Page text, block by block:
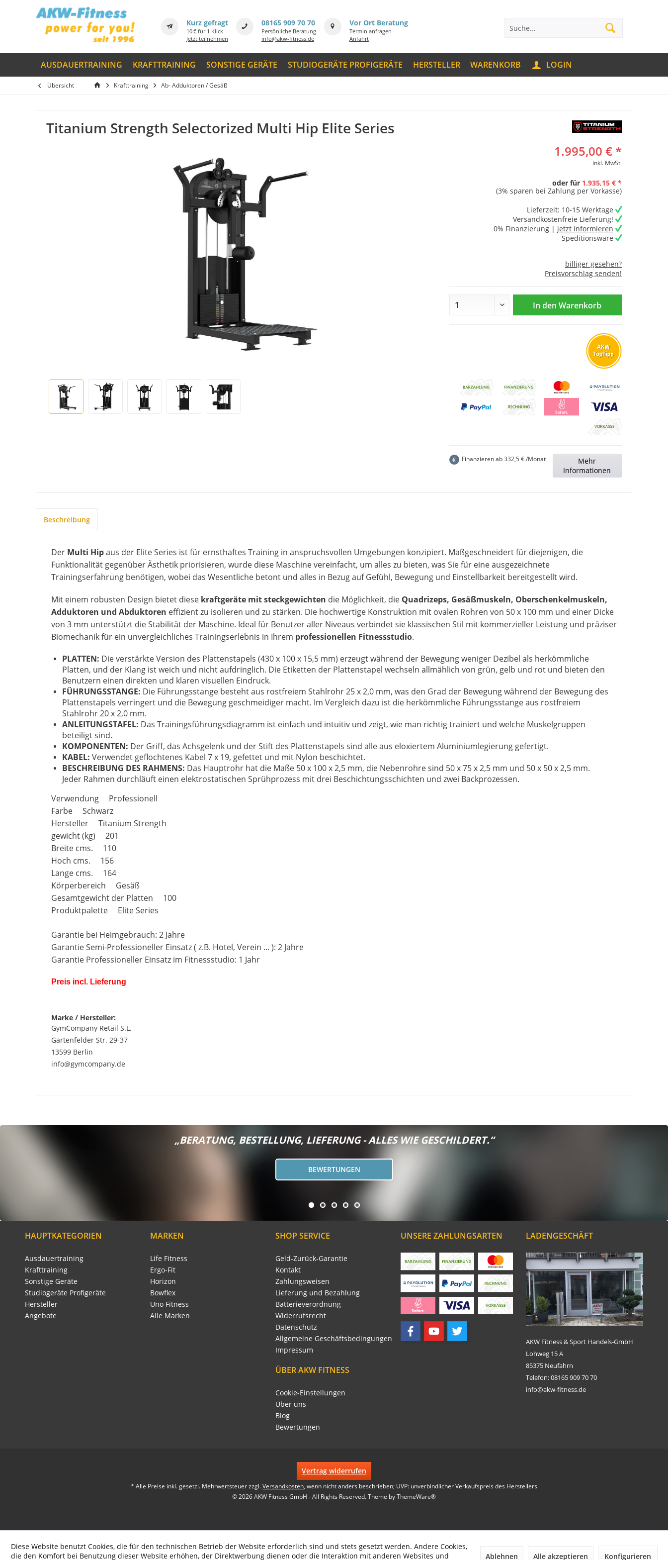
Kurz gefragt
10 € für 1 Klick
Jetzt teilnehmen
08165 909 70 70
Persönliche Beratung
info@akw-fitness.de
Vor Ort Beratung
Termin anfragen
Anfahrt
AUSDAUERTRAINING KRAFTTRAINING SONSTIGE GERÄTE STUDIOGERÄTE PROFIGERÄTE HERSTELLER WARENKORB LOGIN
Übersicht Krafttraining Ab- Adduktoren / Gesäß
Titanium Strength Selectorized Multi Hip Elite Series
1.995,00 € *
inkl. MwSt.
oder für 1.935,15 € *
(3% sparen bei Zahlung per Vorkasse)
Lieferzeit: 10-15 Werktage
Versandkostenfreie Lieferung!
0% Finanzierung | jetzt informieren
Speditionsware
billiger gesehen?
Preisvorschlag senden!
In den Warenkorb
€ Finanzieren ab332,5 € /Monat
Mehr
Informationen
Beschreibung
Der Multi Hipaus der Elite Series ist für ernsthaftes Training in anspruchsvollen Umgebungen konzipiert. Maßgeschneidert für diejenigen, die
Funktionalität gegenüber Ästhetik priorisieren, wurde diese Maschine vereinfacht, um alles zu bieten, was Sie für eine ausgezeichnete
Trainingserfahrung benötigen, wobei das Wesentliche betont und alles in Bezug auf Gefühl, Bewegung und Einstellbarkeit bereitgestellt wird.
Mit einem robusten Design bietet diese kraftgeräte mit steckgewichten die Möglichkeit, die Quadrizeps, Gesäßmuskeln, Oberschenkelmuskeln,
Adduktoren und Abduktoren effizient zu isolieren und zu stärken. Die hochwertige Konstruktion mit ovalen Rohren von 50 x 100 mm und einer Dicke
von 3 mm unterstützt die Stabilität der Maschine. Ideal für Benutzer aller Niveaus verbindet sie klassischen Stil mit kommerzieller Leistung und präziser
Biomechanik für ein unvergleichliches Trainingserlebnis in Ihrem professionellen Fitnessstudio.
PLATTEN: Die verstärkte Version des Plattenstapels (430 x 100 x 15,5 mm) erzeugt während der Bewegung weniger Dezibel als herkömmliche
Platten, und der Klang ist weich und nicht aufdringlich. Die Etiketten der Plattenstapel wechseln allmählich von grün, gelb und rot und bieten den
Benutzern einen direkten und klaren visuellen Eindruck.
FÜHRUNGSSTANGE: Die Führungsstange besteht aus rostfreiem Stahlrohr 25 x 2,0 mm, was den Grad der Bewegung während der Bewegung des
Plattenstapels verringert und die Bewegung geschmeidiger macht. Im Vergleich dazu ist die herkömmliche Führungsstange aus rostfreiem
Stahlrohr 20 x 2,0 mm.
ANLEITUNGSTAFEL: Das Trainingsführungsdiagramm ist einfach und intuitiv und zeigt, wie man richtig trainiert und welche Muskelgruppen
beteiligt sind.
KOMPONENTEN: Der Griff, das Achsgelenk und der Stift des Plattenstapels sind alle aus eloxiertem Aluminiumlegierung gefertigt.
KABEL: Verwendet geflochtenes Kabel 7 x 19, gefettet und mit Nylon beschichtet.
BESCHREIBUNG DES RAHMENS: Das Hauptrohr hat die Maße 50 x 100 x 2,5 mm, die Nebenrohre sind 50 x 75 x 2,5 mm und 50 x 50 x 2,5 mm.
Jeder Rahmen durchläuft einen elektrostatischen Sprühprozess mit drei Beschichtungsschichten und zwei Backprozessen.
Verwendung Professionell
Farbe Schwarz
Hersteller Titanium Strength
gewicht (kg) 201
Breite cms. 110
Hoch cms. 156
Lange cms. 164
Körperbereich Gesäß
Gesamtgewicht der Platten 100
Produktpalette Elite Series
Garantie bei Heimgebrauch: 2 Jahre
Garantie Semi-Professioneller Einsatz ( z.B. Hotel, Verein ... ): 2 Jahre
Garantie Professioneller Einsatz im Fitnessstudio: 1 Jahr
Preis incl. Lieferung
Marke / Hersteller:
GymCompany Retail S.L.
Gartenfelder Str. 29-37
13599 Berlin
info@gymcompany.de
„BERATUNG, BESTELLUNG, LIEFERUNG - ALLES WIE GESCHILDERT.“
BEWERTUNGEN
HAUPTKATEGORIEN
Ausdauertraining
Krafttraining
Sonstige Geräte
Studiogeräte Profigeräte
Hersteller
Angebote
MARKEN
Life Fitness
Ergo-Fit
Horizon
Bowflex
Uno Fitness
Alle Marken
SHOP SERVICE
Geld-Zurück-Garantie
Kontakt
Zahlungsweisen
Lieferung und Bezahlung
Batterieverordnung
Widerrufsrecht
Datenschutz
Allgemeine Geschäftsbedingungen
Impressum
ÜBER AKW FITNESS
Cookie-Einstellungen
Über uns
Blog
Bewertungen
UNSERE ZAHLUNGSARTEN LADENGESCHÄFT
AKW Fitness & Sport Handels-GmbH
Lohweg 15 A
85375 Neufahrn
Telefon: 08165 909 70 70
info@akw-fitness.de
Vertrag widerrufen
* Alle Preise inkl. gesetzl. Mehrwertsteuer zzgl.Versandkosten, wenn nicht anders beschrieben; UVP: unverbindlicher Verkaufspreis des Herstellers
© 2026 AKW Fitness GmbH - All Rights Reserved. Theme byThemeWare®
Diese Website benutzt Cookies, die für den technischen Betrieb der Website erforderlich sind und stets gesetzt werden. Andere Cookies,
die den Komfort bei Benutzung dieser Website erhöhen, der Direktwerbung dienen oder die Interaktion mit anderen Websites und
Ablehnen Alle akzeptieren Konfigurieren